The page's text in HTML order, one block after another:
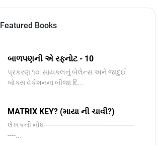
Featured Books
બાળપણની એ રફનોટ - 10
પ્રકરણ ૧૦: સાયકલનું બેલેન્સ અને જાદુઈ
બોક્સ વેકેશનના બીજા દિ...
MATRIX KEY? (માયા ની ચાવી?)
લેખકની નોંધ---------------------------------------------
----...